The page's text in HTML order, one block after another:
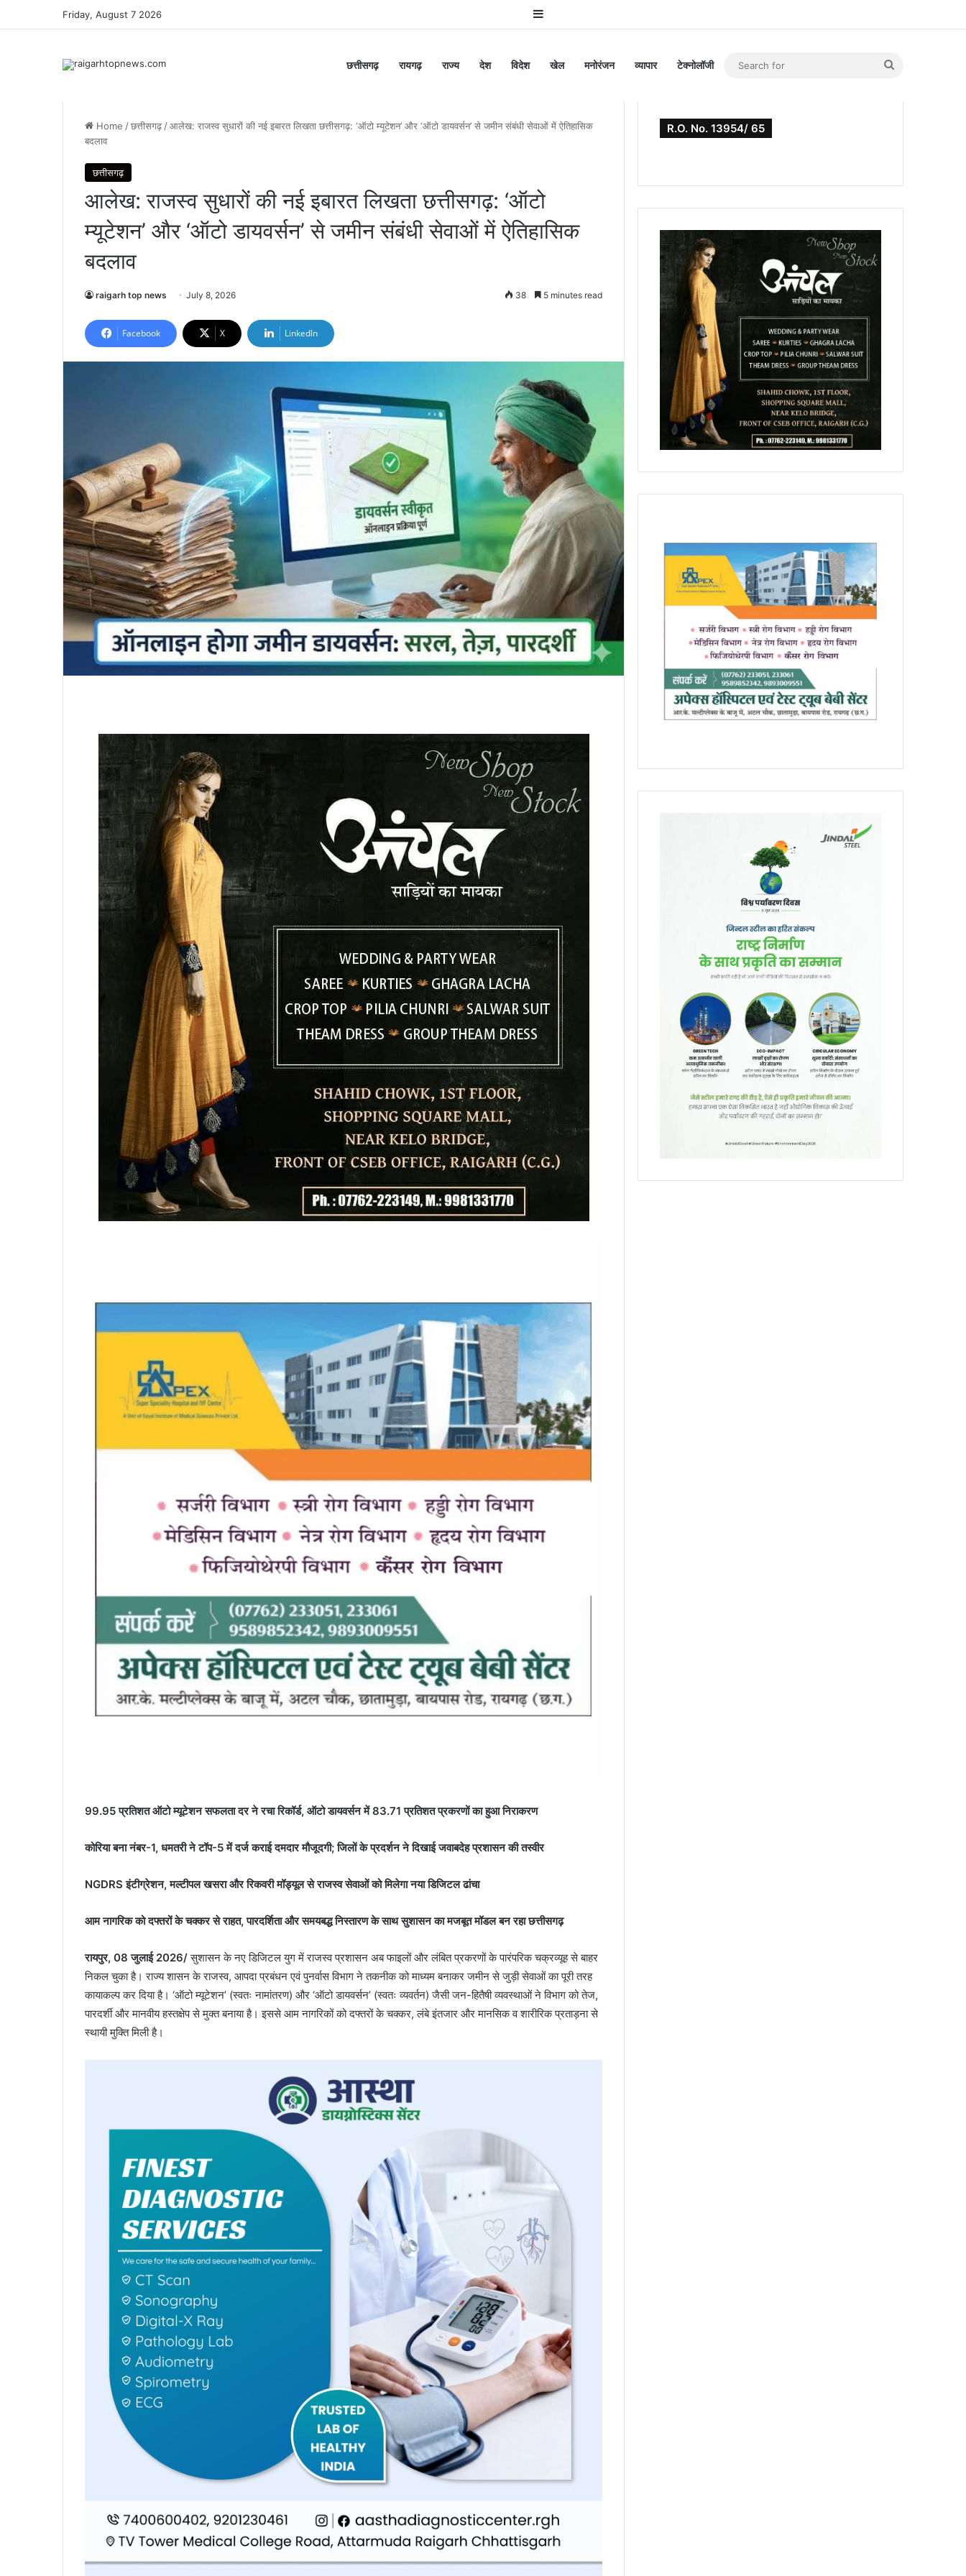
Friday, August 7 2026 Sidebar
छत्तीसगढ़ रायगढ़ राज्य देश विदेश खेल मनोरंजन व्यापार टेक्नोलॉजी
Home /छत्तीसगढ़ /आलेख: ​राजस्व सुधारों की नई इबारत लिखता छत्तीसगढ़: ‘ऑटो म्यूटेशन’ और ‘ऑटो डायवर्सन’ से जमीन संबंधी सेवाओं में ऐतिहासिक
बदलाव
छत्तीसगढ़
आलेख: ​राजस्व सुधारों की नई इबारत लिखता छत्तीसगढ़: ‘ऑटो
म्यूटेशन’ और ‘ऑटो डायवर्सन’ से जमीन संबंधी सेवाओं में ऐतिहासिक
बदलाव
raigarh top news July 8, 2026 38 5 minutes read
Facebook X LinkedIn
​99.95 प्रतिशत ऑटो म्यूटेशन सफलता दर ने रचा रिकॉर्ड, ऑटो डायवर्सन में 83.71 प्रतिशत प्रकरणों का हुआ निराकरण
​कोरिया बना नंबर-1, धमतरी ने टॉप-5 में दर्ज कराई दमदार मौजूदगी; जिलों के प्रदर्शन ने दिखाई जवाबदेह प्रशासन की तस्वीर
​NGDRS इंटीग्रेशन, मल्टीपल खसरा और रिकवरी मॉड्यूल से राजस्व सेवाओं को मिलेगा नया डिजिटल ढांचा
​आम नागरिक को दफ्तरों के चक्कर से राहत, पारदर्शिता और समयबद्ध निस्तारण के साथ सुशासन का मजबूत मॉडल बन रहा छत्तीसगढ़
​रायपुर, 08 जुलाई 2026/सुशासन के नए डिजिटल युग में राजस्व प्रशासन अब फाइलों और लंबित प्रकरणों के पारंपरिक चक्रव्यूह से बाहर
निकल चुका है। राज्य शासन के राजस्व, आपदा प्रबंधन एवं पुनर्वास विभाग ने तकनीक को माध्यम बनाकर जमीन से जुड़ी सेवाओं का पूरी तरह
कायाकल्प कर दिया है। ‘ऑटो म्यूटेशन’ (स्वतः नामांतरण) और ‘ऑटो डायवर्सन’ (स्वतः व्यवर्तन) जैसी जन-हितैषी व्यवस्थाओं ने विभाग को तेज,
पारदर्शी और मानवीय हस्तक्षेप से मुक्त बनाया है। इससे आम नागरिकों को दफ्तरों के चक्कर, लंबे इंतजार और मानसिक व शारीरिक प्रताड़ना से
स्थायी मुक्ति मिली है।
R.O. No. 13954/ 65